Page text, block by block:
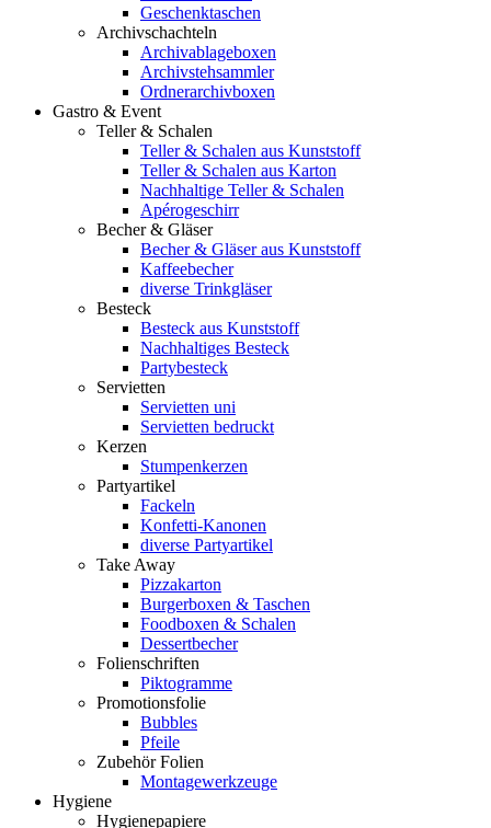
Geschenktaschen
Archivschachteln
Archivablageboxen
Archivstehsammler
Ordnerarchivboxen
Gastro & Event
Teller & Schalen
Teller & Schalen aus Kunststoff
Teller & Schalen aus Karton
Nachhaltige Teller & Schalen
Apérogeschirr
Becher & Gläser
Becher & Gläser aus Kunststoff
Kaffeebecher
diverse Trinkgläser
Besteck
Besteck aus Kunststoff
Nachhaltiges Besteck
Partybesteck
Servietten
Servietten uni
Servietten bedruckt
Kerzen
Stumpenkerzen
Partyartikel
Fackeln
Konfetti-Kanonen
diverse Partyartikel
Take Away
Pizzakarton
Burgerboxen & Taschen
Foodboxen & Schalen
Dessertbecher
Folienschriften
Piktogramme
Promotionsfolie
Bubbles
Pfeile
Zubehör Folien
Montagewerkzeuge
Hygiene
Hygienepapiere